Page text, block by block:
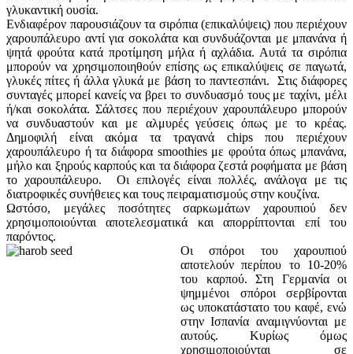
γλυκαντική ουσία.
Ενδιαφέρον παρουσιάζουν τα σιρόπια (επικαλύψεις) που περιέχουν
χαρουπάλευρο αντί για σοκολάτα και συνδυάζονται με μπανάνα ή
ψητά φρούτα κατά προτίμηση μήλα ή αχλάδια. Αυτά τα σιρόπια
μπορούν να χρησιμοποιηθούν επίσης ως επικαλύψεις σε παγωτά,
γλυκές πίτες ή άλλα γλυκά με βάση το παντεσπάνι. Στις διάφορες
συνταγές μπορεί κανείς να βρει το συνδυασμό τους με ταχίνι, μέλι
ή/και σοκολάτα. Σάλτσες που περιέχουν χαρουπάλευρο μπορούν
να συνδυαστούν και με αλμυρές γεύσεις όπως με το κρέας.
Δημοφιλή είναι ακόμα τα τραγανά chips που περιέχουν
χαρουπάλευρο ή τα διάφορα smoothies με φρούτα όπως μπανάνα,
μήλο και ξηρούς καρπούς και τα διάφορα ζεστά ροφήματα με βάση
το χαρουπάλευρο. Οι επιλογές είναι πολλές, ανάλογα με τις
διατροφικές συνήθειες και τους πειραματισμούς στην κουζίνα.
Ωστόσο, μεγάλες ποσότητες σαρκωμάτων χαρουπιού δεν
χρησιμοποιούνται αποτελεσματικά και απορρίπτονται επί του
παρόντος.
Οι σπόροι του χαρουπιού
αποτελούν περίπου το 10-20%
του καρπού. Στη Γερμανία οι
ψημμένοι σπόροι σερβίρονται
ως υποκατάστατο του καφέ, ενώ
στην Ισπανία αναμιγνύονται με
αυτούς. Κυρίως όμως
χρησιμοποιούνται σε